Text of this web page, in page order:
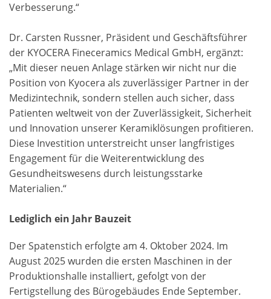
Verbesserung.“
Dr. Carsten Russner, Präsident und Geschäftsführer
der KYOCERA Fineceramics Medical GmbH, ergänzt:
„Mit dieser neuen Anlage stärken wir nicht nur die
Position von Kyocera als zuverlässiger Partner in der
Medizintechnik, sondern stellen auch sicher, dass
Patienten weltweit von der Zuverlässigkeit, Sicherheit
und Innovation unserer Keramiklösungen profitieren.
Diese Investition unterstreicht unser langfristiges
Engagement für die Weiterentwicklung des
Gesundheitswesens durch leistungsstarke
Materialien.“
Lediglich ein Jahr Bauzeit
Der Spatenstich erfolgte am 4. Oktober 2024. Im
August 2025 wurden die ersten Maschinen in der
Produktionshalle installiert, gefolgt von der
Fertigstellung des Bürogebäudes Ende September.